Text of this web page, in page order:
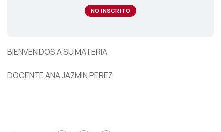
NO INSCRITO
BIENVENIDOS A SU MATERIA
DOCENTE ANA JAZMIN PEREZ